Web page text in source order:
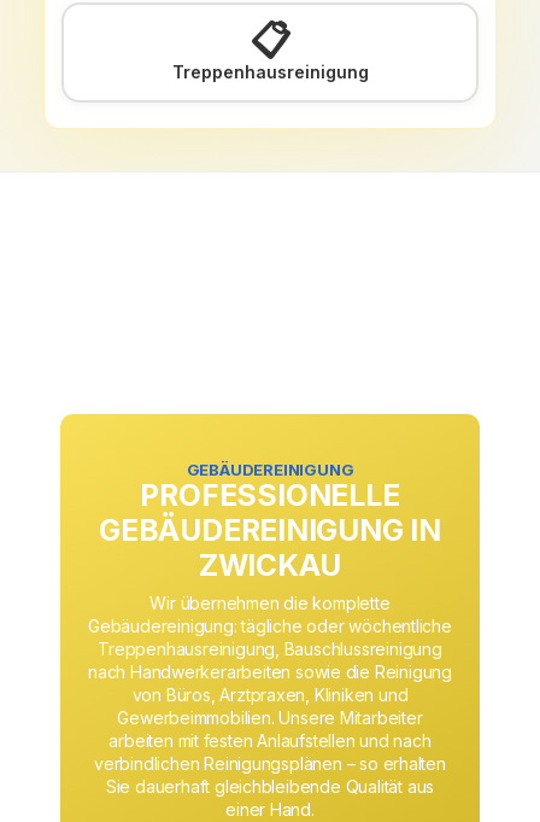
📋
Treppenhausreinigung
GEBÄUDEREINIGUNG
PROFESSIONELLE
GEBÄUDEREINIGUNG IN
ZWICKAU
Wir übernehmen die komplette
Gebäudereinigung: tägliche oder wöchentliche
Treppenhausreinigung, Bauschlussreinigung
nach Handwerkerarbeiten sowie die Reinigung
von Büros, Arztpraxen, Kliniken und
Gewerbeimmobilien. Unsere Mitarbeiter
arbeiten mit festen Anlaufstellen und nach
verbindlichen Reinigungsplänen – so erhalten
Sie dauerhaft gleichbleibende Qualität aus
einer Hand.